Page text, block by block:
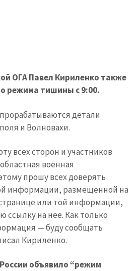
ОГА Павел Кириленко также
режима тишины с 9:00.
детали
и Волновахи.
всех сторон и участников
военная
прошу всех доверять
информации, размещенной на
или той информации,
ссылку на нее. Как только
— буду сообщать
Кириленко.
объявило “режим